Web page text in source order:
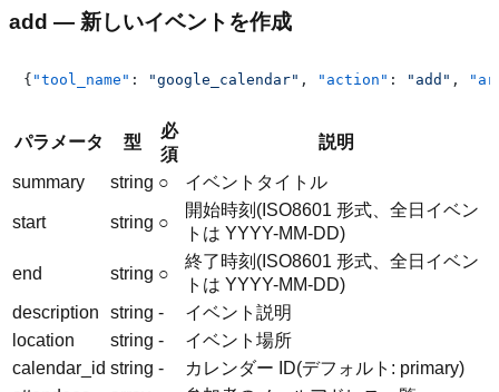
add — 新しいイベントを作成
{ "tool_name" : "google_calendar" , "action" : "add" ,
パラメータ 型
必
須
説明
summary string ○ イベントタイトル
start string ○
開始時刻(ISO8601 形式、全日イベン
トは YYYY-MM-DD)
end string ○
終了時刻(ISO8601 形式、全日イベン
トは YYYY-MM-DD)
description
string -
イベント説明
location
string -
イベント場所
calendar_id string -
カレンダー ID(デフォルト: primary)